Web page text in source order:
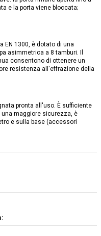
e la porta viene bloccata;
EN 1300, è dotato di una
asimmetrica a 8 tamburi. Il
consentono di ottenere un
resistenza all'effrazione della
pronta all'uso. È sufficiente
maggiore sicurezza, è
e sulla base (accessori